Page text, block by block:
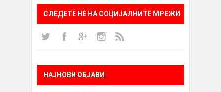
СЛЕДЕТЕ НÈ НА СОЦИЈАЛНИТЕ МРЕЖИ
НАЈНОВИ ОБЈАВИ